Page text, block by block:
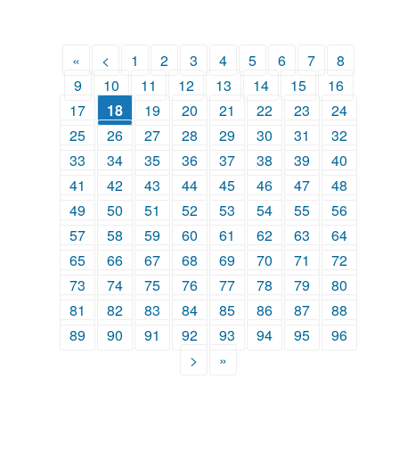
« < 1 2 3 4 5 6 7
8
9
10 11 12 13 14 15
16
17
18 19 20 21 22 23
24
25
26 27 28 29 30 31
32
33
34 35 36 37 38 39
40
41
42 43 44 45 46 47
48
49
50 51 52 53 54 55
56
57
58 59 60 61 62 63
64
65
66 67 68 69 70 71
72
73
74 75 76 77 78 79
80
81
82 83 84 85 86 87
88
89
90 91 92 93 94 95
96
>
»